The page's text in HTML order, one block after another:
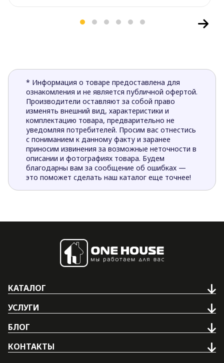
* Информация о товаре предоставлена для
ознакомления и не является публичной офертой.
Производители оставляют за собой право
изменять внешний вид, характеристики и
комплектацию товара, предварительно не
уведомляя потребителей. Просим вас отнестись
с пониманием к данному факту и заранее
приносим извинения за возможные неточности в
описании и фотографиях товара. Будем
благодарны вам за сообщение об ошибках —
это поможет сделать наш каталог еще точнее!
КАТАЛОГ
УСЛУГИ
БЛОГ
КОНТАКТЫ